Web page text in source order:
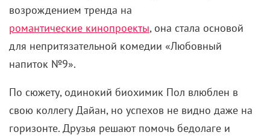
возрождением тренда на
романтические кинопроекты, она стала основой
для непритязательной комедии «Любовный
напиток №9».
По сюжету, одинокий биохимик Пол влюблен в
свою коллегу Дайан, но успехов не видно даже на
горизонте. Друзья решают помочь бедолаге и